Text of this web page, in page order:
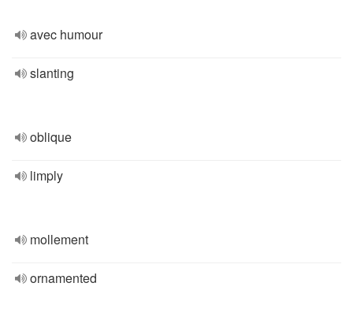
avec humour
slanting
oblique
limply
mollement
ornamented